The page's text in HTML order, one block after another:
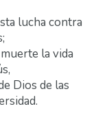
lucha contra
la vida
Dios de las